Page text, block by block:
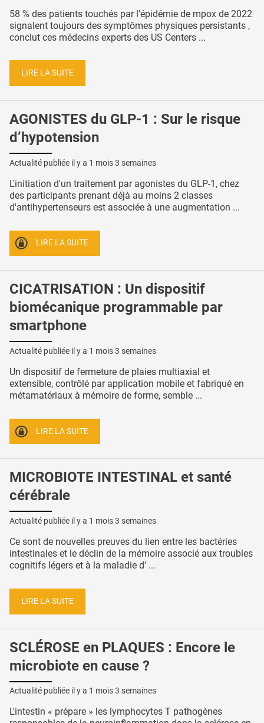
58 % des patients touchés par l'épidémie de mpox de 2022
signalent toujours des symptômes physiques persistants ,
conclut ces médecins experts des US Centers ...
LIRE LA SUITE
AGONISTES du GLP-1 : Sur le risque
d’hypotension
Actualité publiée il y a 1 mois 3 semaines
L'initiation d'un traitement par agonistes du GLP-1, chez
des participants prenant déjà au moins 2 classes
d'antihypertenseurs est associée à une augmentation ...
LIRE LA SUITE
CICATRISATION : Un dispositif
biomécanique programmable par
smartphone
Actualité publiée il y a 1 mois 3 semaines
Un dispositif de fermeture de plaies multiaxial et
extensible, contrôlé par application mobile et fabriqué en
métamatériaux à mémoire de forme, semble ...
LIRE LA SUITE
MICROBIOTE INTESTINAL et santé
cérébrale
Actualité publiée il y a 1 mois 3 semaines
Ce sont de nouvelles preuves du lien entre les bactéries
intestinales et le déclin de la mémoire associé aux troubles
cognitifs légers et à la maladie d' ...
LIRE LA SUITE
SCLÉROSE en PLAQUES : Encore le
microbiote en cause ?
Actualité publiée il y a 1 mois 3 semaines
L'intestin « prépare » les lymphocytes T pathogènes